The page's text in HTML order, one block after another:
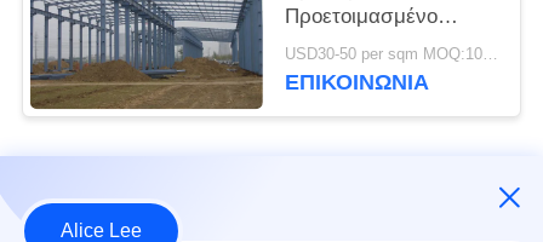
Προετοιμασμένο
Χάλυβα Κτίριο Πλαίσιο
Κτίριο Προμήθειες
USD30-50 per sqm MOQ:1000 τ.μ.
ΕΠΙΚΟΙΝΩΝΙΑ
Όλα
Alice Lee